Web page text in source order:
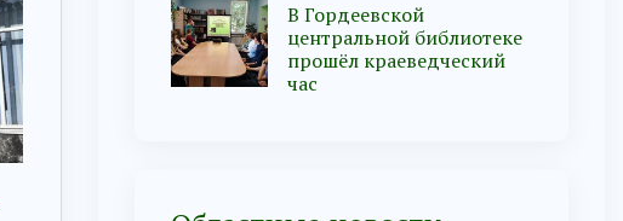
В Гордеевской
центральной библиотеке
прошёл краеведческий
час